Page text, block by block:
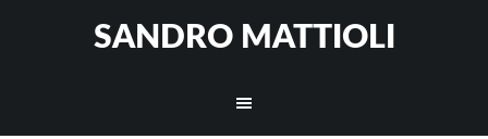
SANDRO MATTIOLI